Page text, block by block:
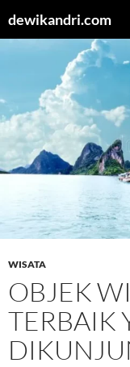
dewikandri.com
WISATA
OBJEK
TERBAIK